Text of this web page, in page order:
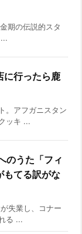
期の伝説的スタ
に行ったら鹿
。アフガニスタン
ッキ ...
のうた「フィ
もてる訳がな
失業し、コナー
る ...